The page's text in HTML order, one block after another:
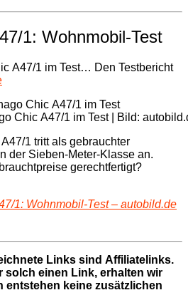
1: Wohnmobil-Test
A47/1 im Test… Den Testbericht
Chic A47/1 im Test | Bild:
1 tritt als gebrauchter
der Sieben-Meter-Klasse an.
gerechtfertigt?
1: Wohnmobil-Test – autobild.de
Links sind Affiliatelinks.
solch einen Link, erhalten wir
entstehen keine zusätzlichen